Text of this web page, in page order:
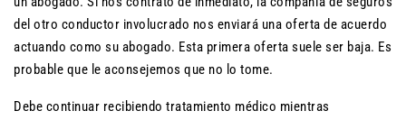
del otro conductor involucrado nos enviará una oferta de acuerdo
actuando como su abogado. Esta primera oferta suele ser baja. Es
probable que le aconsejemos que no lo tome.
Debe continuar recibiendo tratamiento médico mientras